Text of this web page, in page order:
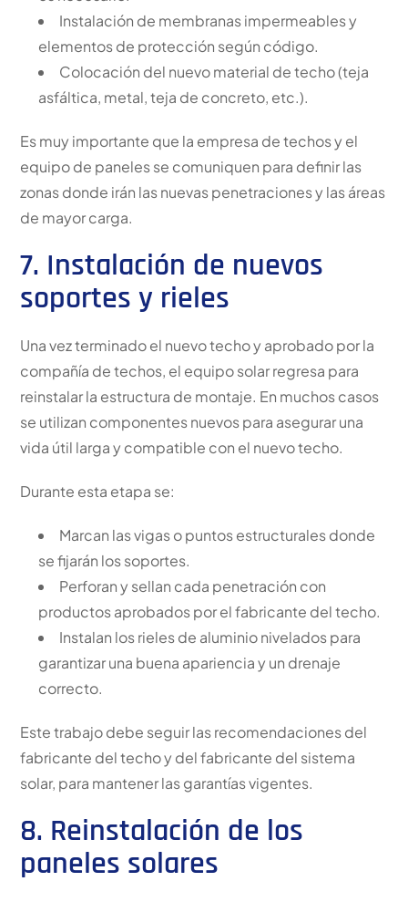
Instalación de membranas impermeables y
elementos de protección según código.
Colocación del nuevo material de techo (teja
asfáltica, metal, teja de concreto, etc.).
Es muy importante que la empresa de techos y el
equipo de paneles se comuniquen para definir las
zonas donde irán las nuevas penetraciones y las áreas
de mayor carga.
7. Instalación de nuevos
soportes y rieles
Una vez terminado el nuevo techo y aprobado por la
compañía de techos, el equipo solar regresa para
reinstalar la estructura de montaje. En muchos casos
se utilizan componentes nuevos para asegurar una
vida útil larga y compatible con el nuevo techo.
Durante esta etapa se:
Marcan las vigas o puntos estructurales donde
se fijarán los soportes.
Perforan y sellan cada penetración con
productos aprobados por el fabricante del techo.
Instalan los rieles de aluminio nivelados para
garantizar una buena apariencia y un drenaje
correcto.
Este trabajo debe seguir las recomendaciones del
fabricante del techo y del fabricante del sistema
solar, para mantener las garantías vigentes.
8. Reinstalación de los
paneles solares